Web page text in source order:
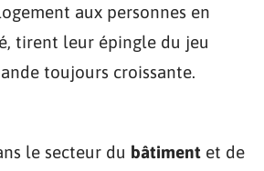
aux personnes en
tirent leur épingle du jeu
toujours croissante.
le secteur du bâtiment et de